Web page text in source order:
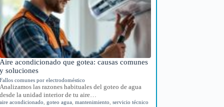
Aire acondicionado que gotea: causas comunes
y soluciones
Fallos comunes por electrodoméstico
Analizamos las razones habituales del goteo de agua
desde la unidad interior de tu aire…
aire acondicionado ,goteo agua ,mantenimiento ,servicio técnico